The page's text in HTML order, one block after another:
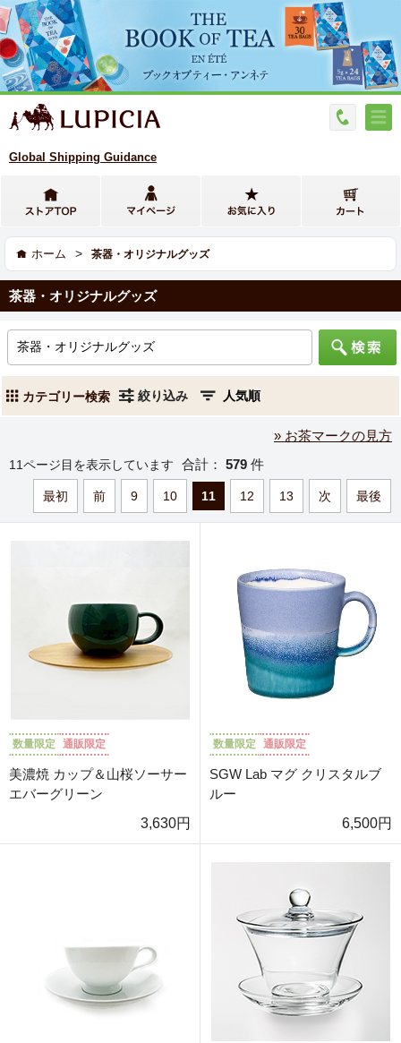
Global Shipping Guidance
ホーム > 茶器・オリジナルグッズ
茶器・オリジナルグッズ
カテゴリー検索 絞り込み
» お茶マークの見方
11ページ目を表示しています 合計： 579 件
最初 前 9 10 11 12 13 次 最後
数量限定 通販限定
美濃焼 カップ＆山桜ソーサー
エバーグリーン
3,630円
数量限定 通販限定
SGW Lab マグ クリスタルブ
ルー
6,500円